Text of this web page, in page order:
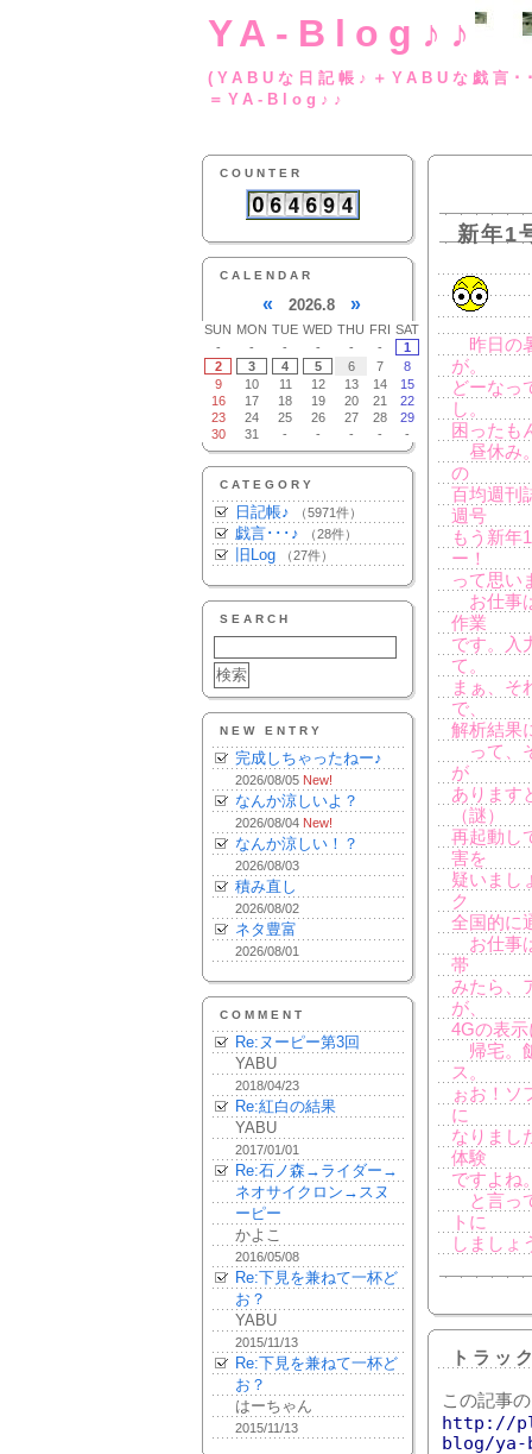
YA-Blog♪♪
(YABUな日記帳♪
＝YA-Blog♪♪
COUNTER
CALENDAR
« 2026.8 »
SUN MON TUE WED THU FRI SAT
-
- - - - -
1
2
3 4 5 6 7
8
9
10 11 12 13 14
15
16
17 18 19 20 21
22
23
24 25 26 27 28
29
30
31 - - - - -
CATEGORY
日記帳♪ （5971件）
戯言･･･♪ （28件）
旧Log （27件）
SEARCH
NEW ENTRY
完成しちゃったねー♪
2026/08/05 New!
なんか涼しいよ？
2026/08/04 New!
なんか涼しい！？
2026/08/03
積み直し
2026/08/02
ネタ豊富
2026/08/01
COMMENT
Re:ヌーピー第3回
YABU
2018/04/23
Re:紅白の結果
YABU
2017/01/01
Re:石ノ森→ライダー→
ネオサイクロン→スヌ
ーピー
かよこ
2016/05/08
Re:下見を兼ねて一杯ど
お？
YABU
2015/11/13
Re:下見を兼ねて一杯ど
お？
はーちゃん
2015/11/13
新年1
昨日の
が。
どーなっ
し。
困ったも
昼休み
の
百均週刊
週号
もう新年
ー！
って思い
お仕事
作業
です。入
て。
まぁ、そ
で、
解析結果
って、
が
あります
（謎）
再起動し
害を
疑いまし
ク
全国的に
お仕事
帯
みたら、
が、
4Gの表
帰宅。
ス。
ぉお！ソ
に
なりまし
体験
ですよね
と言っ
トに
しましょ
トラッ
この記事
http://
blog/ya-